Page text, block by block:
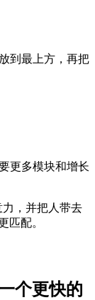
到最上方，再把
更多模块和增长
，并把人带去
匹配。
个更快的